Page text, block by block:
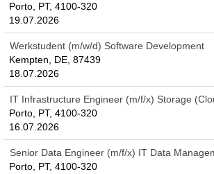
Porto, PT, 4100-320
19.07.2026
Werkstudent (m/w/d) Software Development
Kempten, DE, 87439
18.07.2026
IT Infrastructure Engineer (m/f/x) Storage
Porto, PT, 4100-320
16.07.2026
Senior Data Engineer (m/f/x) IT Data
Porto, PT, 4100-320